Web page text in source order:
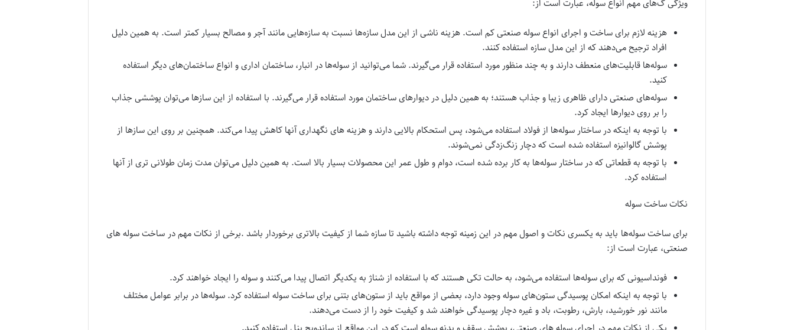
ویژگی گ‌های مهم انواع سوله، عبارت است از:
هزینه لازم برای ساخت و اجرای انواع سوله صنعتی کم است. هزینه ناشی از این مدل سازه‌ها نسبت به سازه‌هایی مانند آجر و مصالح بسیار کمتر است. به همین دلیل
افراد ترجیح می‌دهند که از این مدل سازه استفاده کنند.
سوله‌ها قابلیت‌های منعطف دارند و به چند منظور مورد استفاده قرار می‌گیرند. شما می‌توانید از سوله‌ها در انبار، ساختمان اداری و انواع ساختمان‌های دیگر استفاده
کنید.
سوله‌های صنعتی دارای ظاهری زیبا و جذاب هستند؛ به همین دلیل در دیوارهای ساختمان مورد استفاده قرار می‌گیرند. با استفاده از این سازها می‌توان پوششی جذاب
را بر روی دیوارها ایجاد کرد.
با توجه به اینکه در ساختار سوله‌ها از فولاد استفاده می‌شود، پس استحکام بالایی دارند و هزینه های نگهداری آنها کاهش پیدا می‌کند. همچنین بر روی این سازها از
پوشش گالوانیزه استفاده شده است که دچار زنگ‌زدگی نمی‌شوند.
با توجه به قطعاتی که در ساختار سوله‌ها به کار برده شده است، دوام و طول عمر این محصولات بسیار بالا است. به همین دلیل می‌توان مدت زمان طولانی تری از آنها
استفاده کرد.
نکات ساخت سوله
برای ساخت سوله‌ها باید به یکسری نکات و اصول مهم در این زمینه توجه داشته باشید تا سازه شما از کیفیت بالاتری برخوردار باشد .برخی از نکات مهم در ساخت سوله های
صنعتی، عبارت است از:
فونداسیونی که برای سوله‌ها استفاده می‌شود، به حالت تکی هستند که با استفاده از شناژ به یکدیگر اتصال پیدا می‌کنند و سوله را ایجاد خواهند کرد.
با توجه به اینکه امکان پوسیدگی ستون‌های سوله وجود دارد، بعضی از مواقع باید از ستون‌های بتنی برای ساخت سوله استفاده کرد. سوله‌ها در برابر عوامل مختلف
مانند نور خورشید، بارش، رطوبت، باد و غیره دچار پوسیدگی خواهند شد و کیفیت خود را از دست می‌دهند.